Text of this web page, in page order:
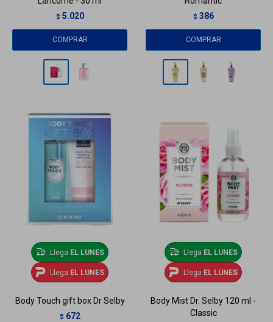
$ 5.020 $ 386
Llega EL LUNES
Llega EL LUNES
Body Touch gift box Dr Selby
$ 672
Llega EL LUNES
Llega EL LUNES
Body Mist Dr. Selby 120 ml -
Classic